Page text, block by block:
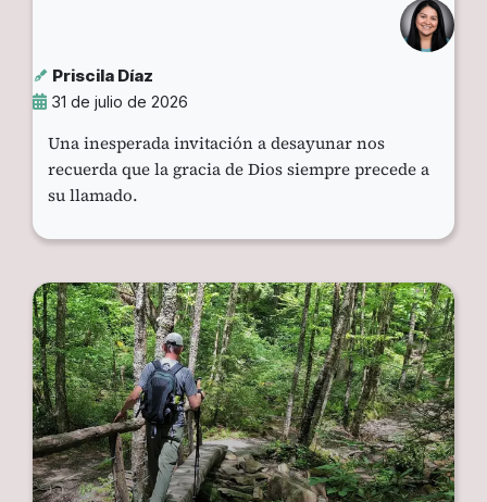
Priscila Díaz
31 de julio de 2026
Una inesperada invitación a desayunar nos
recuerda que la gracia de Dios siempre precede a
su llamado.